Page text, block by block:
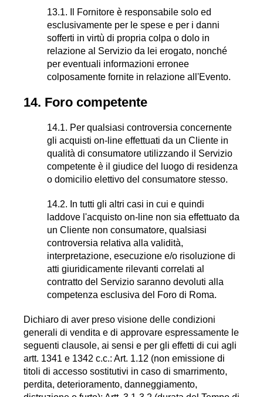
13.1. Il Fornitore è responsabile solo ed
esclusivamente per le spese e per i danni
sofferti in virtù di propria colpa o dolo in
relazione al Servizio da lei erogato, nonché
per eventuali informazioni erronee
colposamente fornite in relazione all'Evento.
14. Foro competente
14.1. Per qualsiasi controversia concernente
gli acquisti on-line effettuati da un Cliente in
qualità di consumatore utilizzando il Servizio
competente è il giudice del luogo di residenza
o domicilio elettivo del consumatore stesso.
14.2. In tutti gli altri casi in cui e quindi
laddove l'acquisto on-line non sia effettuato da
un Cliente non consumatore, qualsiasi
controversia relativa alla validità,
interpretazione, esecuzione e/o risoluzione di
atti giuridicamente rilevanti correlati al
contratto del Servizio saranno devoluti alla
competenza esclusiva del Foro di Roma.
Dichiaro di aver preso visione delle condizioni
generali di vendita e di approvare espressamente le
seguenti clausole, ai sensi e per gli effetti di cui agli
artt. 1341 e 1342 c.c.: Art. 1.12 (non emissione di
titoli di accesso sostitutivi in caso di smarrimento,
perdita, deterioramento, danneggiamento,